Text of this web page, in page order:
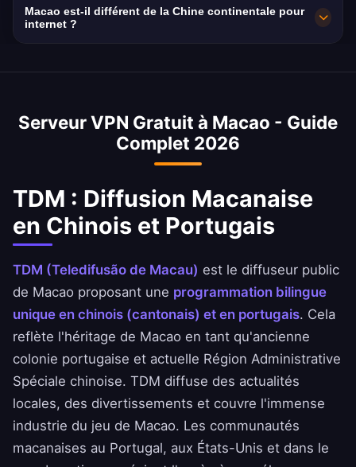
macanaise préférée dans l'application pour
Mbps à Macao avec la fibre CTM offre des
Macao est-il différent de la Chine continentale pour
internet ?
le principe « Un pays, deux systèmes » et
continentale. Cependant, les préoccupations
croissantes d'alignement rendent le VPN un
outil de confidentialité important.
Serveur VPN Gratuit à Macao - Guide
Complet 2026
TDM : Diffusion Macanaise
en Chinois et Portugais
TDM (Teledifusão de Macau) est le diffuseur public
de Macao proposant une programmation bilingue
unique en chinois (cantonais) et en portugais. Cela
reflète l'héritage de Macao en tant qu'ancienne
colonie portugaise et actuelle Région Administrative
Spéciale chinoise. TDM diffuse des actualités
locales, des divertissements et couvre l'immense
industrie du jeu de Macao. Les communautés
macanaises au Portugal, aux États-Unis et dans le